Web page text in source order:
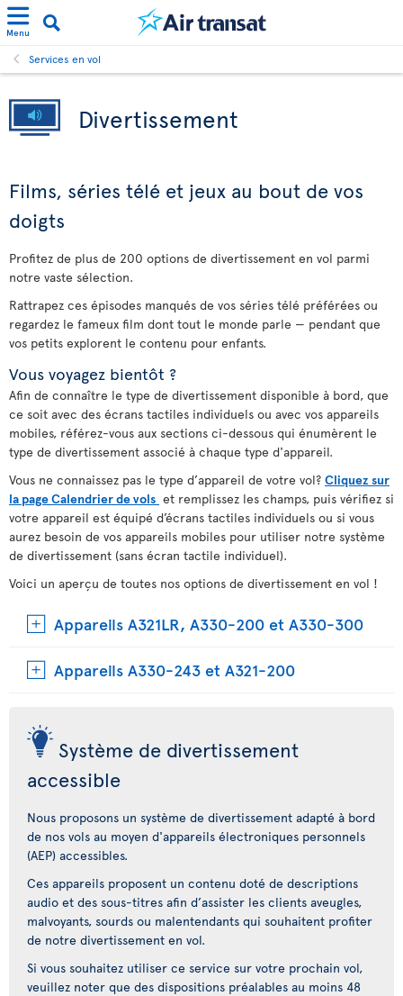
Menu
Services en vol
Divertissement
Films, séries télé et jeux au bout de vos
doigts
Profitez de plus de 200 options de divertissement en vol parmi
notre vaste sélection.
Rattrapez ces épisodes manqués de vos séries télé préférées ou
regardez le fameux film dont tout le monde parle — pendant que
vos petits explorent le contenu pour enfants.
Vous voyagez bientôt ?
Afin de connaître le type de divertissement disponible à bord, que
ce soit avec des écrans tactiles individuels ou avec vos appareils
mobiles, référez-vous aux sections ci-dessous qui énumèrent le
type de divertissement associé à chaque type d'appareil.
Vous ne connaissez pas le type d’appareil de votre vol? Cliquez sur
la page Calendrier de vols et remplissez les champs, puis vérifiez si
votre appareil est équipé d’écrans tactiles individuels ou si vous
aurez besoin de vos appareils mobiles pour utiliser notre système
de divertissement (sans écran tactile individuel).
Voici un aperçu de toutes nos options de divertissement en vol !
Appareils A321LR, A330-200 et A330-300
Appareils A330-243 et A321-200
Système de divertissement
accessible
Nous proposons un système de divertissement adapté à bord
de nos vols au moyen d'appareils électroniques personnels
(AEP) accessibles.
Ces appareils proposent un contenu doté de descriptions
audio et des sous-titres afin d’assister les clients aveugles,
malvoyants, sourds ou malentendants qui souhaitent profiter
de notre divertissement en vol.
Si vous souhaitez utiliser ce service sur votre prochain vol,
veuillez noter que des dispositions préalables au moins 48